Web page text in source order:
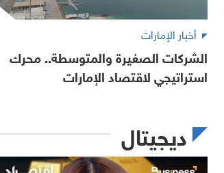
أخبار الإمارات
الشركات الصغيرة والمتوسطة.. محرك
استراتيجي لاقتصاد الإمارات
ديجيتال